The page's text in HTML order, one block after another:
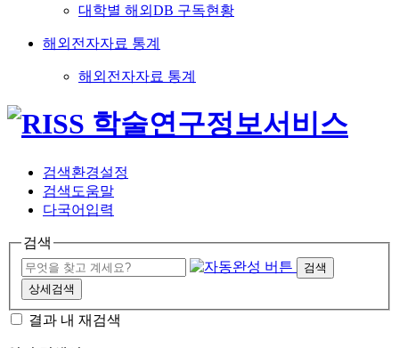
대학별 해외DB 구독현황
해외전자자료 통계
해외전자자료 통계
검색환경설정
검색도움말
다국어입력
검색
검색
상세검색
결과 내 재검색